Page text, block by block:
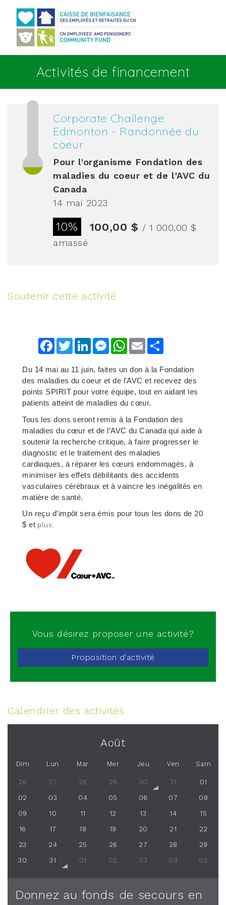
Activités de financement
Corporate Challenge
Edmonton - Randonnée du
coeur
Pour l'organisme Fondation des
maladies du coeur et de l'AVC du
Canada
14 mai 2023
10% 100,00 $ / 1 000,00 $
amassé
Soutenir cette activité
FacebookTwitterLinkedInMessengerWhatsApp
Email
Du 14 mai au 11 juin, faites un don à la Fondation
des maladies du coeur et de l'AVC et recevez des
points SPIRIT pour votre équipe, tout en aidant les
patients atteint de maladies du cœur.
Tous les dons seront remis à la Fondation des
maladies du cœur et de l’AVC du Canada qui aide à
soutenir la recherche critique, à faire progresser le
diagnostic et le traitement des maladies
cardiaques, à réparer les cœurs endommagés, à
minimiser les effets débilitants des accidents
vasculaires cérébraux et à vaincre les inégalités en
matière de santé.
Un reçu d'impôt sera émis pour tous les dons de 20
$ et plus.
Vous désirez proposer une activité?
Proposition d'activité
Calendrier des activités
Août
Dim Lun Mar Mer Jeu Ven Sam
26 27 28 29 30 31 01
02 03 04 05 06 07 08
09 10 11 12 13 14 15
16 17 18 19 20 21 22
23 24 25 26 27 28 29
30 31 01 02 03 04 05
Donnez au fonds de secours en